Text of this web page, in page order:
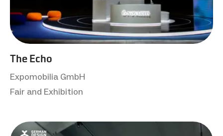
The Echo
Expomobilia GmbH
Fair and Exhibition